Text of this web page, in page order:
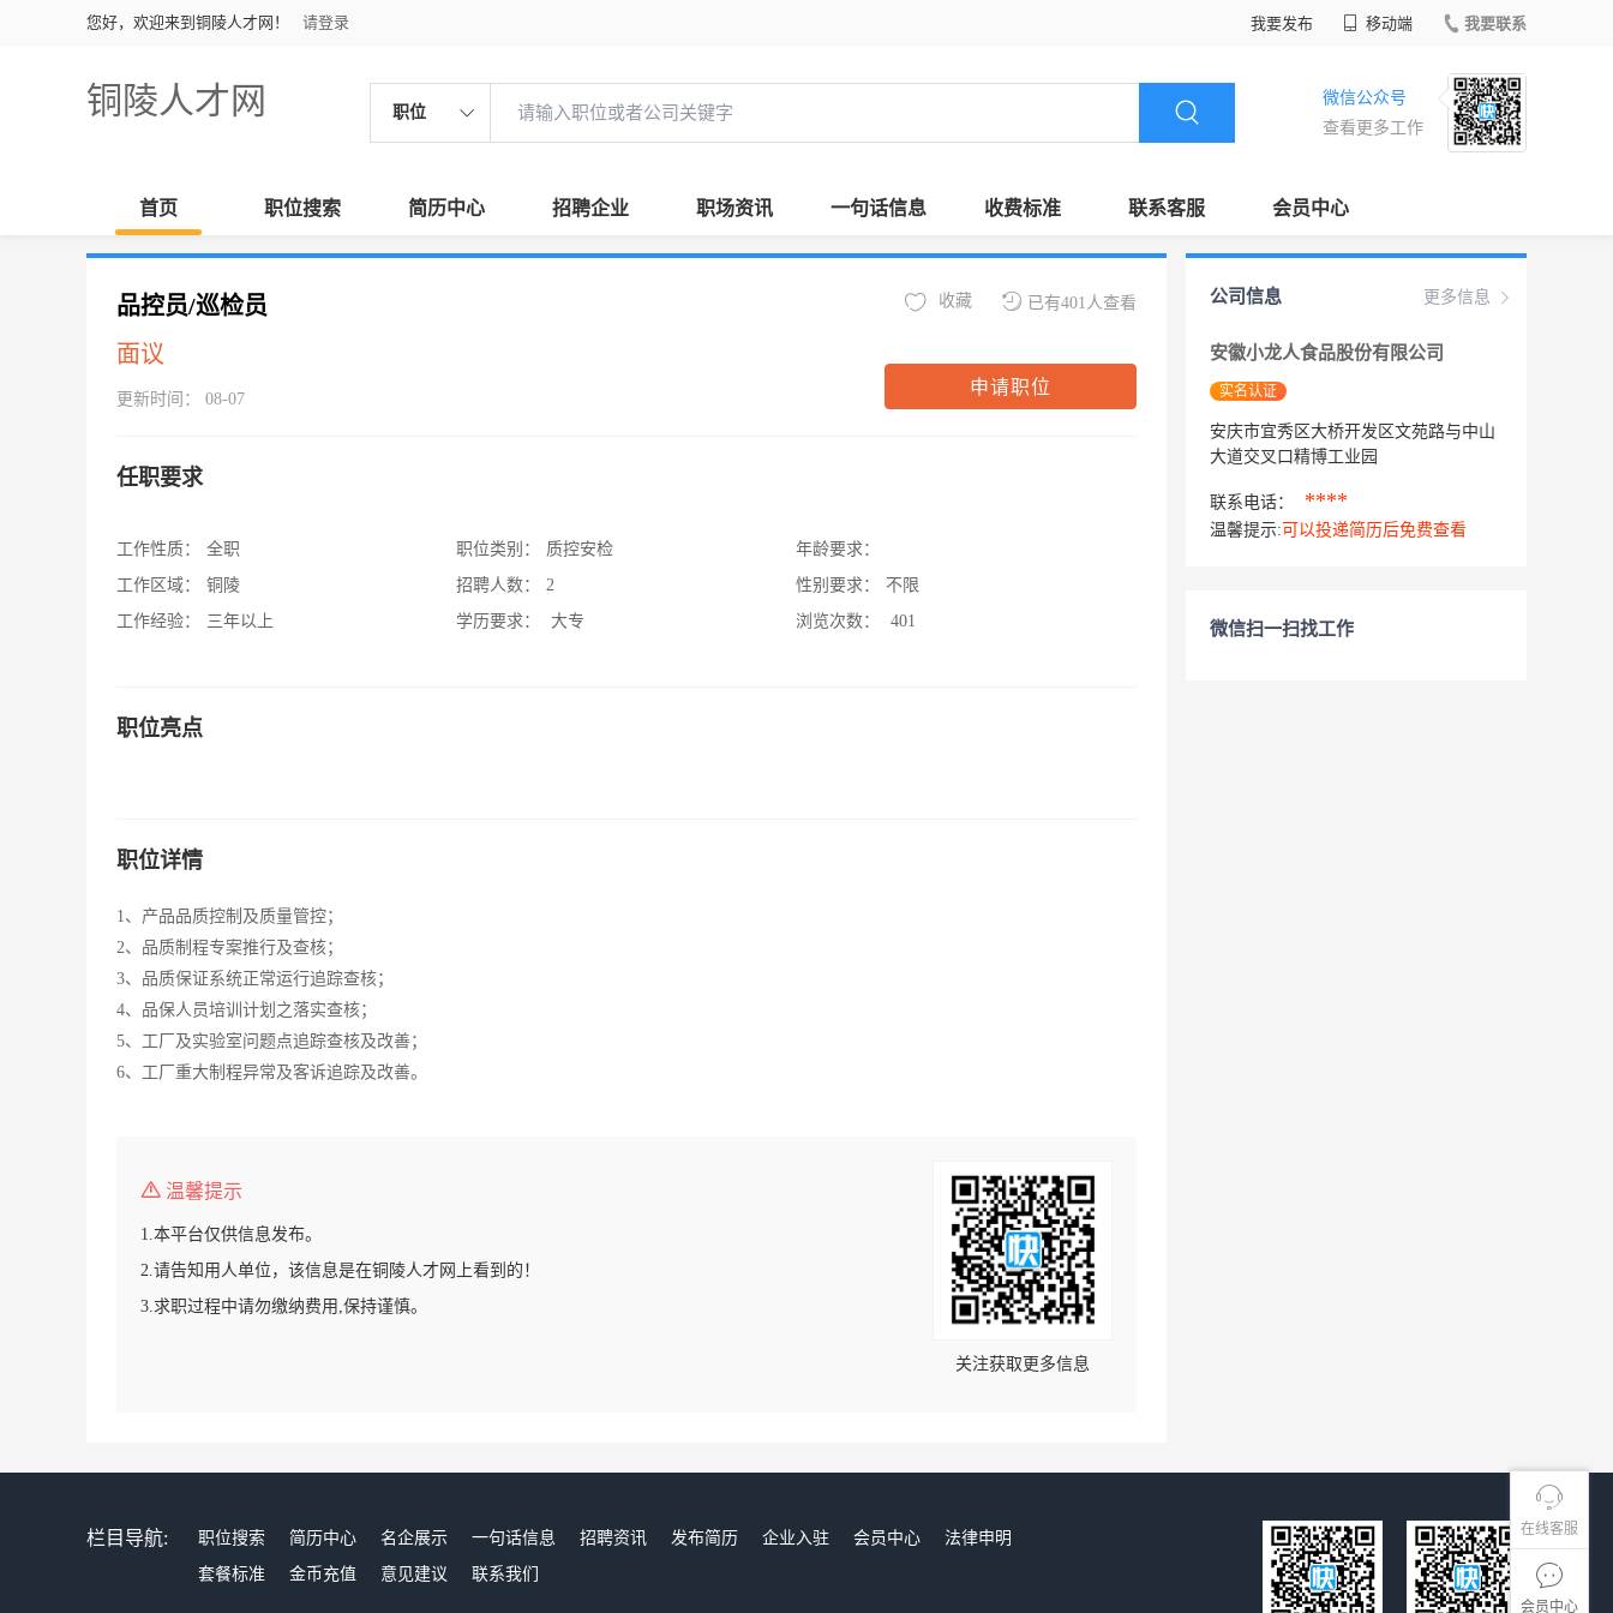
您好，欢迎来到铜陵人才网！ 请登录 我要发布 移动端 我要联系
铜陵人才网 职位
微信公众号
查看更多工作
首页 职位搜索 简历中心 招聘企业 职场资讯 一句话信息 收费标准 联系客服 会员中心
在线客服
会员中心
品控员/巡检员
面议
更新时间： 08-07
已有401人查看
收藏
申请职位
任职要求
工作性质：
全职
工作区域：
铜陵
工作经验：
三年以上
职位类别：
质控安检
招聘人数：
2
学历要求：
大专
年龄要求：
性别要求：
不限
浏览次数：
401
职位亮点
职位详情
1、产品品质控制及质量管控；
2、品质制程专案推行及查核；
3、品质保证系统正常运行追踪查核；
4、品保人员培训计划之落实查核；
5、工厂及实验室问题点追踪查核及改善；
6、工厂重大制程异常及客诉追踪及改善。
温馨提示
1.本平台仅供信息发布。
2.请告知用人单位，该信息是在铜陵人才网上看到的！
3.求职过程中请勿缴纳费用,保持谨慎。
关注获取更多信息
更多信息
公司信息
安徽小龙人食品股份有限公司
实名认证
安庆市宜秀区大桥开发区文苑路与中山
大道交叉口精博工业园
联系电话： ****
温馨提示: 可以投递简历后免费查看
微信扫一扫找工作
栏目导航: 职位搜索 简历中心 名企展示 一句话信息 招聘资讯 发布简历 企业入驻 会员中心
法律申明
套餐标准
金币充值 意见建议 联系我们